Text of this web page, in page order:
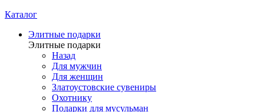
Каталог
Элитные подарки
Элитные подарки
Назад
Для мужчин
Для женщин
Златоустовские сувениры
Охотнику
Подарки для мусульман